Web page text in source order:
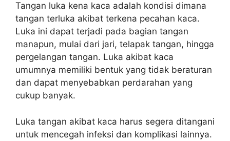
Tangan luka kena kaca adalah kondisi dimana
tangan terluka akibat terkena pecahan kaca.
Luka ini dapat terjadi pada bagian tangan
manapun, mulai dari jari, telapak tangan, hingga
pergelangan tangan. Luka akibat kaca
umumnya memiliki bentuk yang tidak beraturan
dan dapat menyebabkan perdarahan yang
cukup banyak.
Luka tangan akibat kaca harus segera ditangani
untuk mencegah infeksi dan komplikasi lainnya.